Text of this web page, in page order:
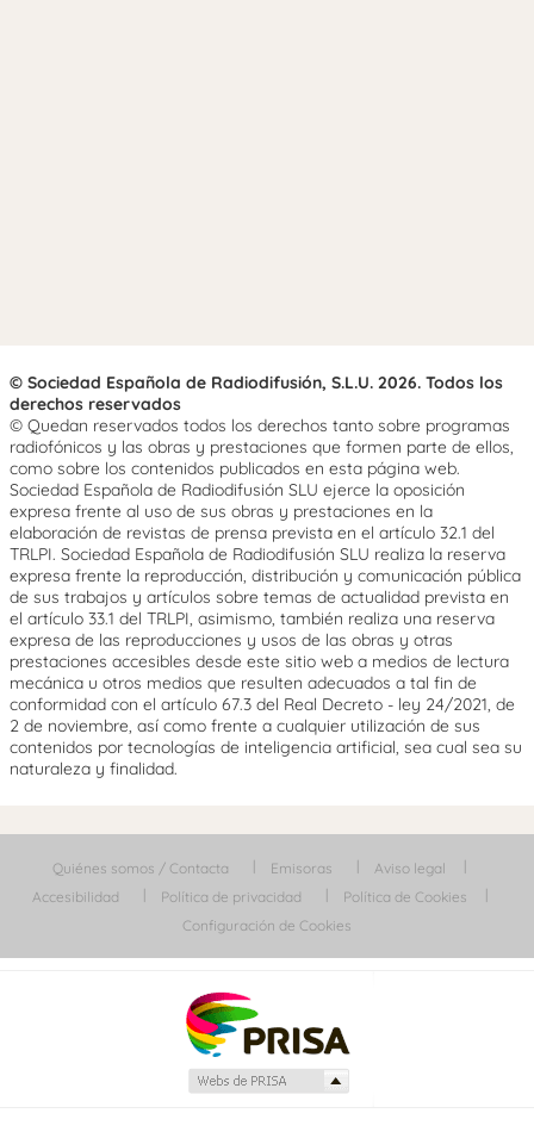
© Sociedad Española de Radiodifusión, S.L.U. 2026. Todos los
derechos reservados
© Quedan reservados todos los derechos tanto sobre programas
radiofónicos y las obras y prestaciones que formen parte de ellos,
como sobre los contenidos publicados en esta página web.
Sociedad Española de Radiodifusión SLU ejerce la oposición
expresa frente al uso de sus obras y prestaciones en la
elaboración de revistas de prensa prevista en el artículo 32.1 del
TRLPI. Sociedad Española de Radiodifusión SLU realiza la reserva
expresa frente la reproducción, distribución y comunicación pública
de sus trabajos y artículos sobre temas de actualidad prevista en
el artículo 33.1 del TRLPI, asimismo, también realiza una reserva
expresa de las reproducciones y usos de las obras y otras
prestaciones accesibles desde este sitio web a medios de lectura
mecánica u otros medios que resulten adecuados a tal fin de
conformidad con el artículo 67.3 del Real Decreto - ley 24/2021, de
2 de noviembre, así como frente a cualquier utilización de sus
contenidos por tecnologías de inteligencia artificial, sea cual sea su
naturaleza y finalidad.
Quiénes somos / Contacta Emisoras
Aviso legal
Accesibilidad
Política de privacidad
Política de Cookies
Configuración de Cookies